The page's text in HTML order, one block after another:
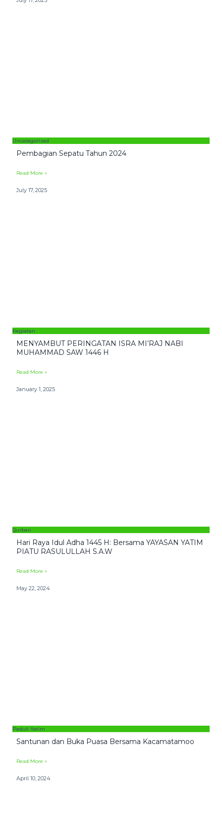
Uncategorized
Pembagian Sepatu Tahun 2024
Read More »
July 17, 2025
Kegiatan
MENYAMBUT PERINGATAN ISRA MI’RAJ NABI
MUHAMMAD SAW 1446 H
Read More »
January 1, 2025
Qurban
Hari Raya Idul Adha 1445 H: Bersama YAYASAN YATIM
PIATU RASULULLAH S.A.W
Read More »
May 22, 2024
Peduli Yatim
Santunan dan Buka Puasa Bersama Kacamatamoo
Read More »
April 10, 2024